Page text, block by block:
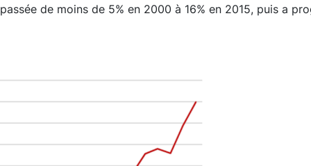
de moins de 5% en 2000 à 16% en 2015, puis a